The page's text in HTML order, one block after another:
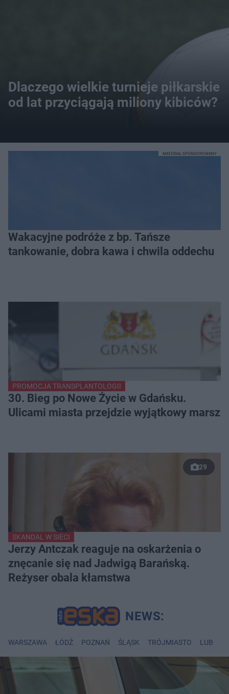
Dlaczego wielkie turnieje piłkarskie
od lat przyciągają miliony kibiców?
Wakacyjne podróże z bp. Tańsze
tankowanie, dobra kawa i chwila oddechu
MATERIAŁ SPONSOROWANY
PROMOCJA TRANSPLANTOLOGII
30. Bieg po Nowe Życie w Gdańsku.
Ulicami miasta przejdzie wyjątkowy marsz
29
SKANDAL W SIECI
Jerzy Antczak reaguje na oskarżenia o
znęcanie się nad Jadwigą Barańską.
Reżyser obala kłamstwa
WARSZAWA ŁÓDŹ POZNAŃ ŚLĄSK TRÓJMIASTO LUBLIN